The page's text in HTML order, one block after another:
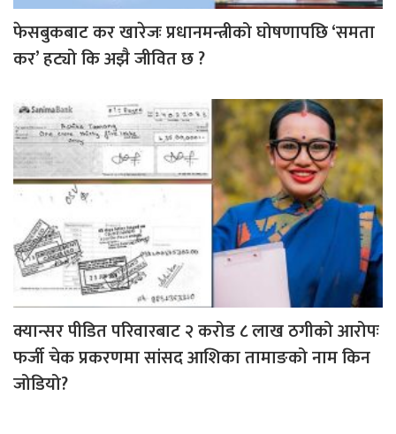
फेसबुकबाट कर खारेजः प्रधानमन्त्रीको घोषणापछि ‘समता
कर’ हट्यो कि अझै जीवित छ ?
क्यान्सर पीडित परिवारबाट २ करोड ८ लाख ठगीको आरोपः
फर्जी चेक प्रकरणमा सांसद आशिका तामाङको नाम किन
जोडियो?